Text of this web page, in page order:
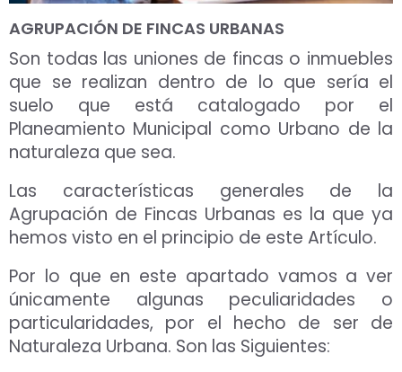
AGRUPACIÓN DE FINCAS URBANAS
Son todas las uniones de fincas o inmuebles
que se realizan dentro de lo que sería el
suelo que está catalogado por el
Planeamiento Municipal como Urbano de la
naturaleza que sea.
Las características generales de la
Agrupación de Fincas Urbanas es la que ya
hemos visto en el principio de este Artículo.
Por lo que en este apartado vamos a ver
únicamente algunas peculiaridades o
particularidades, por el hecho de ser de
Naturaleza Urbana. Son las Siguientes: